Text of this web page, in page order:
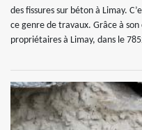
des fissures sur béton à Limay.
ce genre de travaux. Grâce à
propriétaires à Limay, dans le